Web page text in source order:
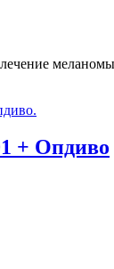
+ Опдиво